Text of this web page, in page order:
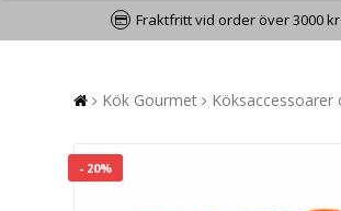
Fraktfritt vid order över 3000 kr
Kök Gourmet Köksaccessoarer
- 20%